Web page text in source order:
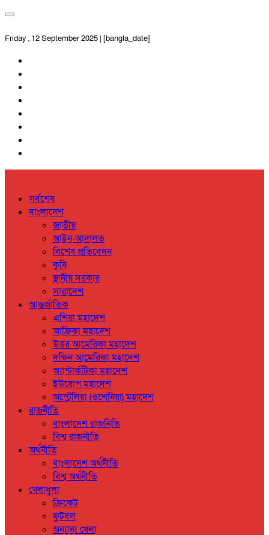
Friday , 12 September 2025 | [bangla_date]
সর্বশেষ
বাংলাদেশ
জাতীয়
আইন-আদালত
বিশেষ প্রতিবেদন
কৃষি
স্থানীয় সরকার
সারাদেশ
আন্তর্জাতিক
এশিয়া মহাদেশ
আফ্রিকা মহাদেশ
উত্তর আমেরিকা মহাদেশ
দক্ষিন আমেরিকা মহাদেশ
অ্যান্টার্কটিকা মহাদেশ
ইউরোপ মহাদেশ
অস্ট্রেলিয়া (ওশেনিয়া) মহাদেশ
রাজনীতি
বাংলাদেশ রাজনিতি
বিশ্ব রাজনীতি
অর্থনীতি
বাংলাদেশ অর্থনীতি
বিশ্ব অর্থনীতি
খেলাধুলা
ক্রিকেট
ফুটবল
অন্যান্য খেলা